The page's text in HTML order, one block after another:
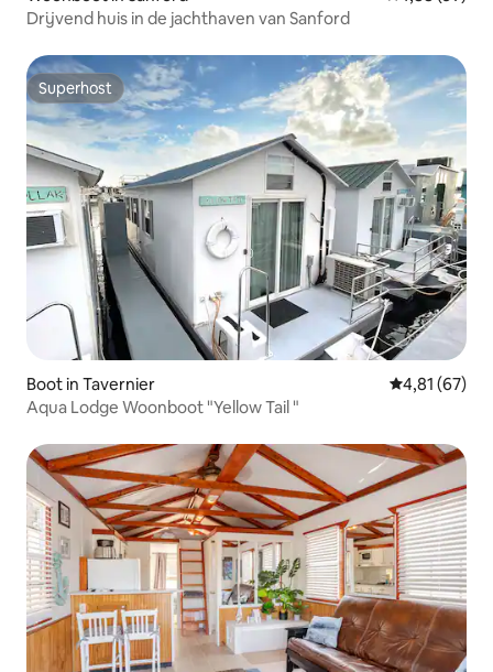
Drijvend huis in de jachthaven van Sanford
Superhost
Superhost
Boot in Tavernier Gemiddelde
4,81 (67)
Aqua Lodge Woonboot "Yellow Tail "